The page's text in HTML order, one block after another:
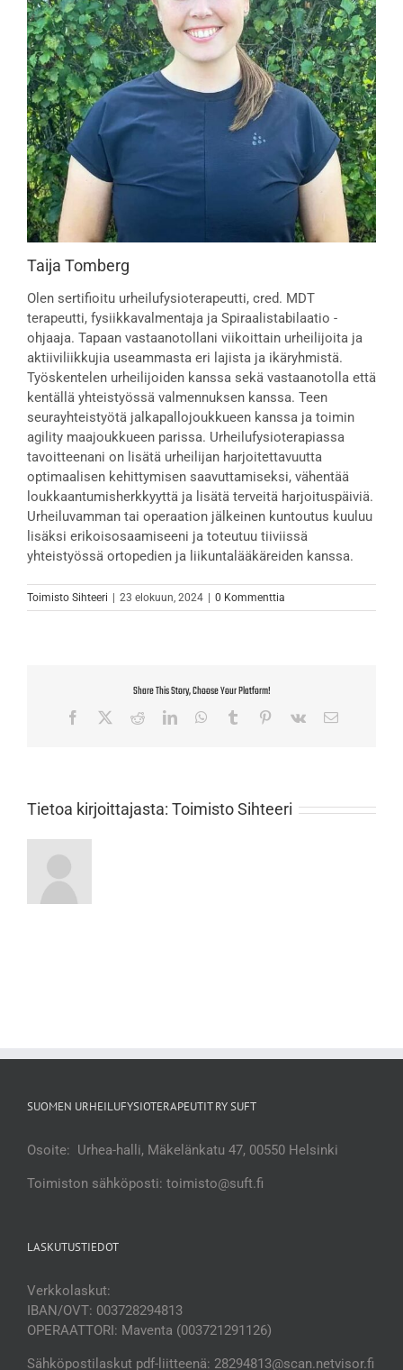
Taija Tomberg
Olen sertifioitu urheilufysioterapeutti, cred. MDT
terapeutti, fysiikkavalmentaja ja Spiraalistabilaatio -
ohjaaja. Tapaan vastaanotollani viikoittain urheilijoita ja
aktiiviliikkujia useammasta eri lajista ja ikäryhmistä.
Työskentelen urheilijoiden kanssa sekä vastaanotolla että
kentällä yhteistyössä valmennuksen kanssa. Teen
seurayhteistyötä jalkapallojoukkueen kanssa ja toimin
agility maajoukkueen parissa. Urheilufysioterapiassa
tavoitteenani on lisätä urheilijan harjoitettavuutta
optimaalisen kehittymisen saavuttamiseksi, vähentää
loukkaantumisherkkyyttä ja lisätä terveitä harjoituspäiviä.
Urheiluvamman tai operaation jälkeinen kuntoutus kuuluu
lisäksi erikoisosaamiseeni ja toteutuu tiiviissä
yhteistyössä ortopedien ja liikuntalääkäreiden kanssa.
Toimisto Sihteeri | 23 elokuun, 2024 | 0 Kommenttia
Share This Story, Choose Your Platform!
Facebook RedditLinkedInWhatsApp
Tumblr Pinterest
Vk Sähköposti
Tietoa kirjoittajasta: Toimisto Sihteeri
SUOMEN URHEILUFYSIOTERAPEUTIT RY SUFT
Osoite: Urhea-halli, Mäkelänkatu 47, 00550 Helsinki
Toimiston sähköposti: toimisto@suft.fi
LASKUTUSTIEDOT
Verkkolaskut:
IBAN/OVT: 003728294813
OPERAATTORI: Maventa (003721291126)
Sähköpostilaskut pdf-liitteenä: 28294813@scan.netvisor.fi